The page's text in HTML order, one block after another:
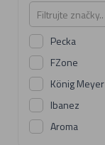
Pecka
FZone
König Meyer
Ibanez
Aroma